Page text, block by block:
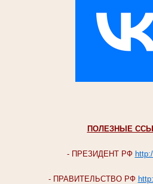
ПОЛЕЗНЫЕ
- ПРЕЗИДЕНТ РФ
- ПРАВИТЕЛЬСТВО РФ